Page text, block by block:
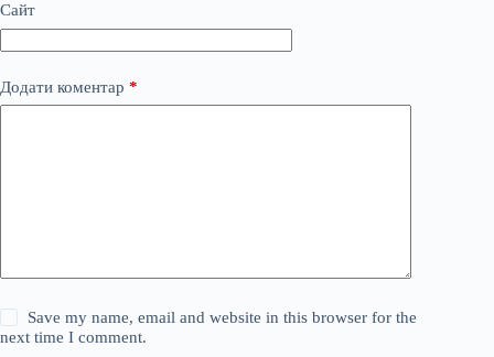
Сайт
Додати коментар *
Save my name, email and website in this browser for the
next time I comment.